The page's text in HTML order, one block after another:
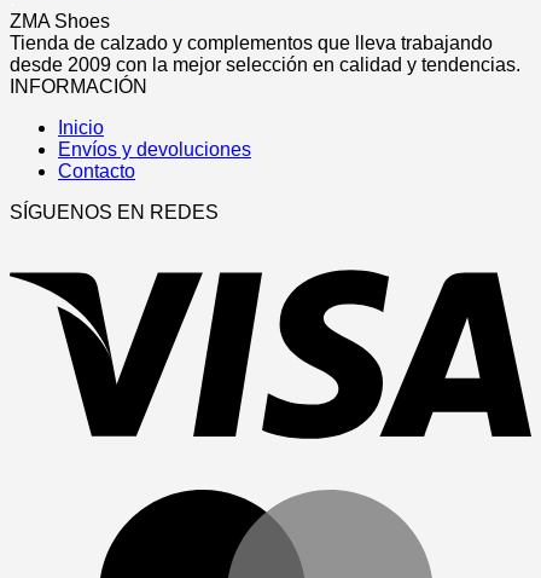
producto
se
pueden
elegir
en
página
producto
producto
tiene
múltiples
variantes.
opciones
pueden
en
de
producto
ZMA Shoes
Tienda de calzado y complementos que lleva trabajando
desde 2009 con la mejor selección en calidad y tendencias.
INFORMACIÓN
Inicio
Envíos y devoluciones
Contacto
SÍGUENOS EN REDES